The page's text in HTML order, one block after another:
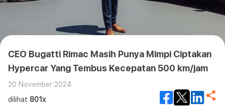
CEO Bugatti Rimac Masih Punya Mimpi Ciptakan
Hypercar Yang Tembus Kecepatan 500 km/jam
20 November 2024
dilihat 801x